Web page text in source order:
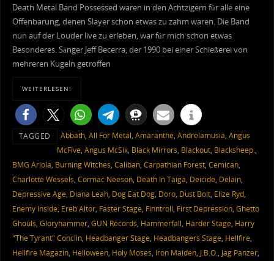
Death Metal Band Possessed waren in den Achtzigern für alle eine
Offenbarung, denen Slayer schon etwas zu zahm waren. Die Band
nun auf der Louder live zu erleben, war für mich schon etwas
Besonderes. Sänger Jeff Becerra, der 1990 bei einer Schießerei von
mehreren Kugeln getroffen
WEITERLESEN!
TAGGED Abbath, All For Metal, Amaranthe, Andrelamusia, Angus
McFive, Angus McSix, Black Mirrors, Blackout, Blacksheep.,
BMG Ariola, Burning Witches, Caliban, Carpathian Forest, Cemican,
Charlotte Wessels, Cormac Neeson, Death In Taiga, Deicide, Delain,
Depressive Age, Diana Leah, Dog Eat Dog, Doro, Dust Bolt, Elize Ryd,
Enemy Inside, Ereb Altor, Faster Stage, Finntroll, First Depression, Ghetto
Ghouls, Gloryhammer, GUN Records, Hammerfall, Harder Stage, Harry
"The Tyrant" Conclin, Headbanger Stage, Headbangers Stage, Hellfire,
Hellfire Magazin, Helloween, Holy Moses, Iron Maiden, J.B.O., Jag Panzer,